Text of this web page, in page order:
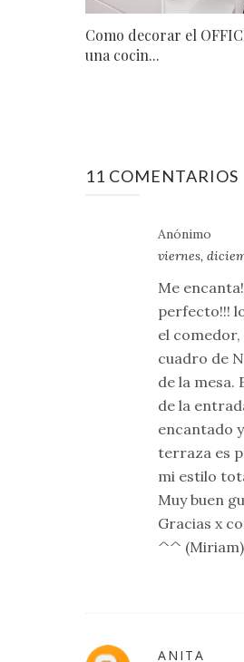
Como decorar el
una cocin...
11 COMENTARIOS
Anónimo
viernes,
Me
perfecto!!!
el comedor,
cuadro de
de la mesa.
de la
encantado
terraza es
mi estilo
Muy buen
Gracias x
^^ (Miriam)
ANITA